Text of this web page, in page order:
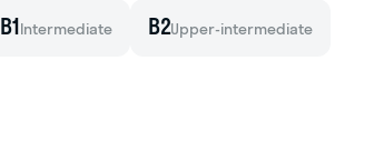
B1Intermediate B2Upper-intermediate